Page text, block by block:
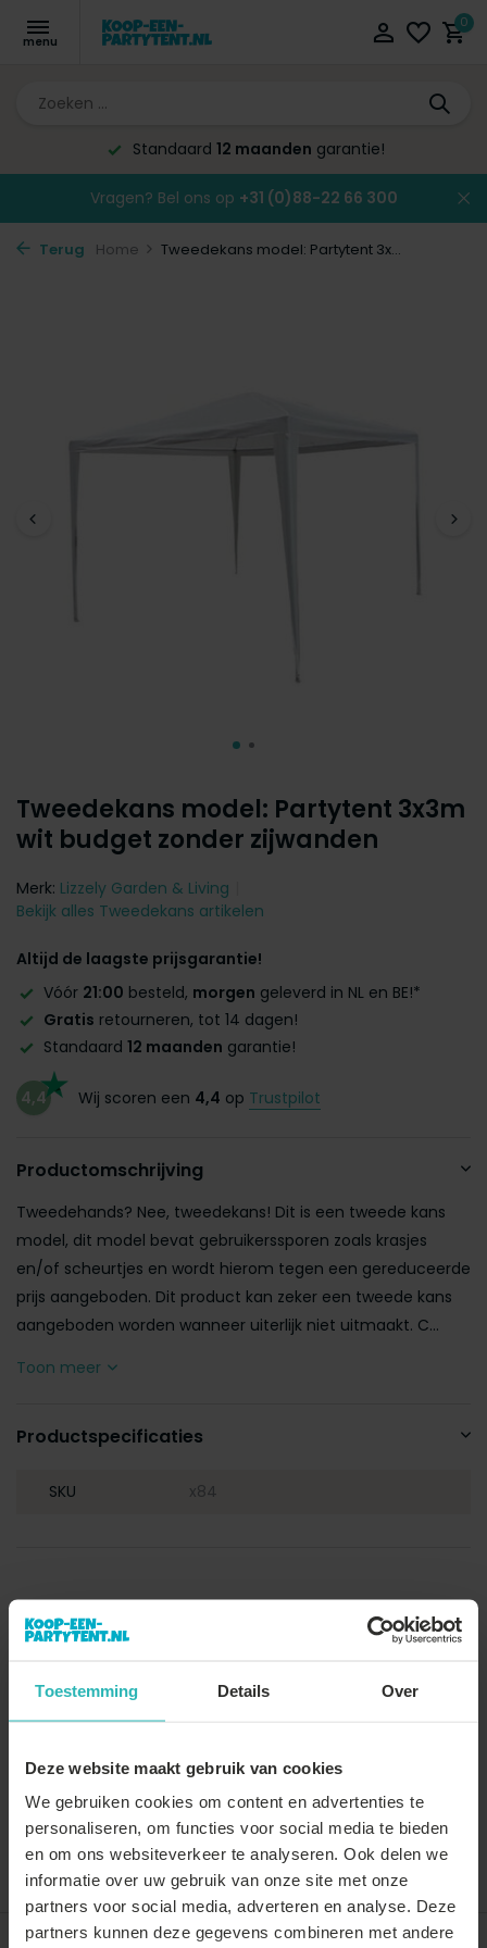
Toestemming Details Over
Deze website maakt gebruik van cookies
We gebruiken cookies om content en advertenties te
personaliseren, om functies voor social media te bieden
en om ons websiteverkeer te analyseren. Ook delen we
informatie over uw gebruik van onze site met onze
partners voor social media, adverteren en analyse. Deze
partners kunnen deze gegevens combineren met andere
0
Standaard 12 maanden garantie!
Vragen? Bel ons op +31 (0)88-22 66 300
Terug Home Tweedekans model: Partytent 3x...
Tweedekans model: Partytent 3x3m
wit budget zonder zijwanden
Merk: Lizzely Garden & Living
Bekijk alles Tweedekans artikelen
Altijd de laagste prijsgarantie!
Vóór 21:00 besteld, morgen geleverd in NL en BE!*
Gratis retourneren, tot 14 dagen!
Standaard 12 maanden garantie!
4,4 Wij scoren een 4,4 op Trustpilot
Productomschrijving
Tweedehands? Nee, tweedekans! Dit is een tweede kans
model, dit model bevat gebruikerssporen zoals krasjes
en/of scheurtjes en wordt hierom tegen een gereduceerde
prijs aangeboden. Dit product kan zeker een tweede kans
aangeboden worden wanneer uiterlijk niet uitmaakt. C...
Toon meer
Productspecificaties
SKU x84
Vergelijk Delen